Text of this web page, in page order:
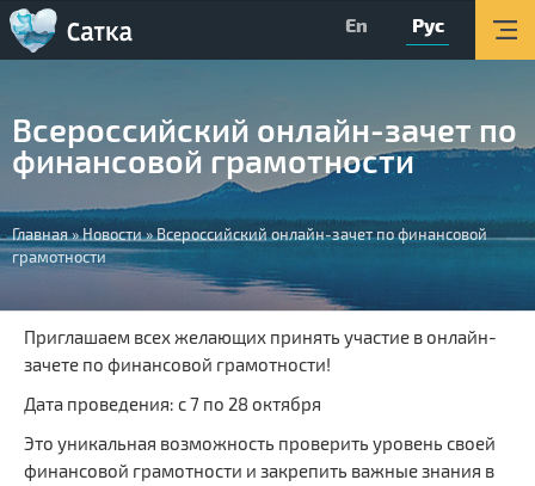
Об округе
Организации
Туризм
О Центре
Поиск
Вконтакте
En Рус
Всероссийский онлайн-зачет по
финансовой грамотности
Вы
здесь
Главная»Новости»Всероссийский онлайн-зачет по финансовой
грамотности
Приглашаем всех желающих принять участие в онлайн-
зачете по финансовой грамотности!
Дата проведения: с 7 по 28 октября
Это уникальная возможность проверить уровень своей
финансовой грамотности и закрепить важные знания в